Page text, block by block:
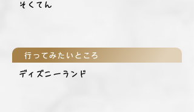
そくてん
行ってみたいところ
ディズニーランド